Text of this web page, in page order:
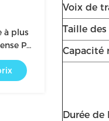
à plus
Pas
de
Voix de
Taille
Capacité
Durée